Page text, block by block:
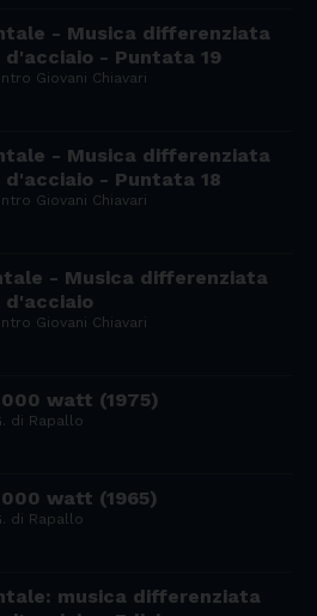
- Musica differenziata
d'acciaio - Puntata 19
Giovani Chiavari
- Musica differenziata
d'acciaio - Puntata 18
Giovani Chiavari
- Musica differenziata
d'acciaio
Giovani Chiavari
watt (1975)
di Rapallo
watt (1965)
di Rapallo
musica differenziata